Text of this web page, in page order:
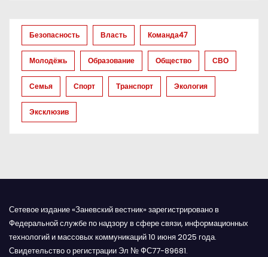
з
а
п
и
с
м
Безопасность Власть Команда47
Молодёжь Образование Общество СВО
Семья Спорт Транспорт Экология
Эксклюзив
Сетевое издание «Заневский вестник» зарегистрировано в
Федеральной службе по надзору в сфере связи, информационных
технологий и массовых коммуникаций 10 июня 2025 года.
Свидетельство о регистрации Эл № ФС77-89681.